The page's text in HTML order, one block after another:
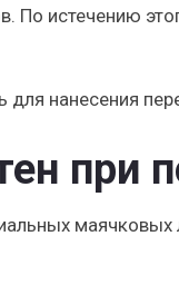
По истечению
нанесения
при
маячковых